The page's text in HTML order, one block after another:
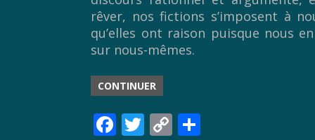
rêver, nos fictions s’imposent à
qu’elles ont raison puisque nous
sur nous-mêmes.
CONTINUER
F T C